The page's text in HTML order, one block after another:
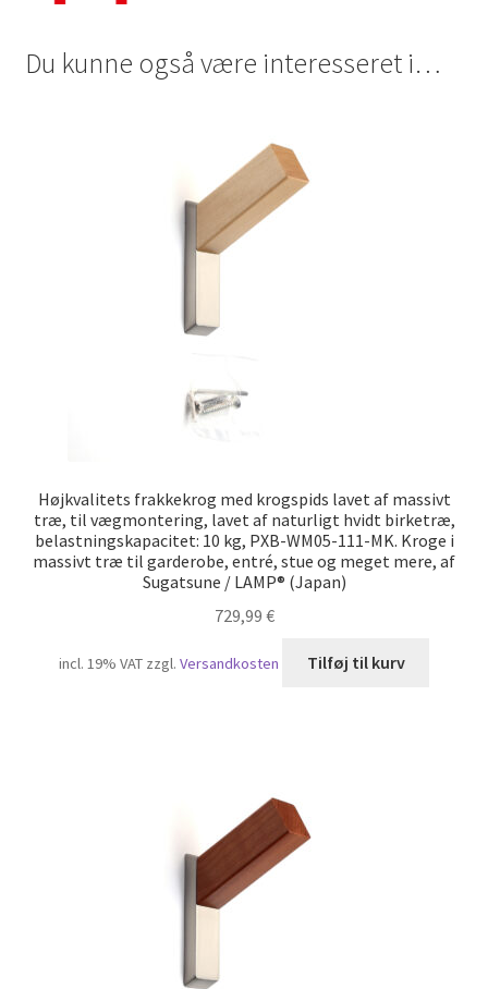
Du kunne også være interesseret i…
Højkvalitets frakkekrog med krogspids lavet af massivt
træ, til vægmontering, lavet af naturligt hvidt birketræ,
belastningskapacitet: 10 kg, PXB-WM05-111-MK. Kroge i
massivt træ til garderobe, entré, stue og meget mere, af
Sugatsune / LAMP® (Japan)
729,99 €
incl. 19% VAT zzgl. Versandkosten Tilføj til kurv